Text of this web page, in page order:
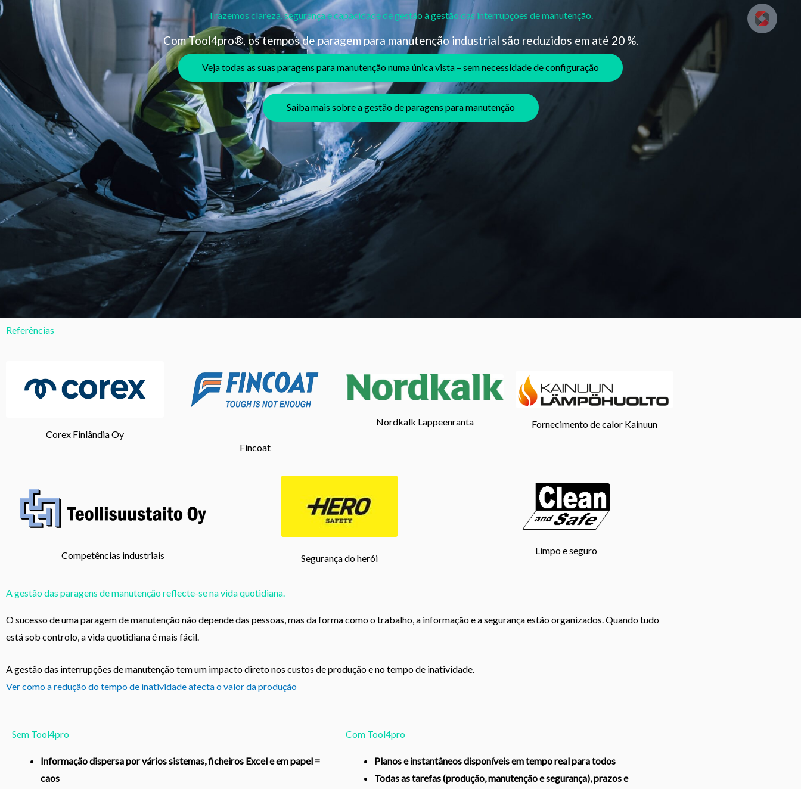
Trazemos clareza, segurança e capacidade de gestão à gestão das interrupções de manutenção.
Com Tool4pro®, os tempos de paragem para manutenção industrial são reduzidos em até 20 %.
Veja todas as suas paragens para manutenção numa única vista – sem necessidade de configuração
Saiba mais sobre a gestão de paragens para manutenção
Referências
Corex Finlândia Oy
Fincoat
Nordkalk Lappeenranta Fornecimento de calor Kainuun
Competências industriais Segurança do herói
Limpo e seguro
A gestão das paragens de manutenção reflecte-se na vida quotidiana.
O sucesso de uma paragem de manutenção não depende das pessoas, mas da forma como o trabalho, a informação e a segurança estão organizados. Quando tudo
está sob controlo, a vida quotidiana é mais fácil.
A gestão das interrupções de manutenção tem um impacto direto nos custos de produção e no tempo de inatividade.
Ver como a redução do tempo de inatividade afecta o valor da produção
Sem Tool4pro
Informação dispersa por vários sistemas, ficheiros Excel e em papel =
caos
Com Tool4pro
Planos e instantâneos disponíveis em tempo real para todos
Todas as tarefas (produção, manutenção e segurança), prazos e